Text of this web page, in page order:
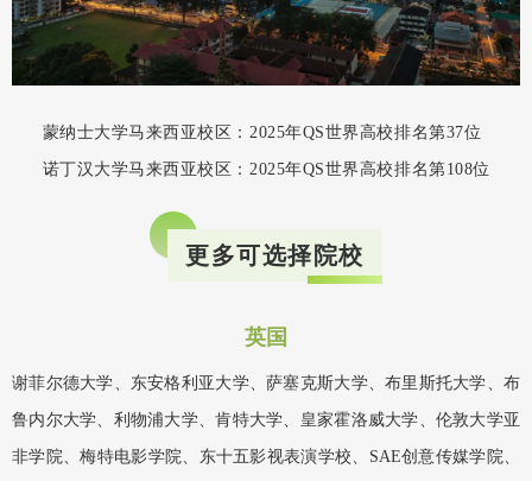
蒙纳士大学马来西亚校区： 2025年QS世界高校排名第37位
诺丁汉大学马来西亚校区：2025年QS世界高校排名第108位
更多可选择院校
英国
谢菲尔德大学、东安格利亚大学、萨塞克斯大学、布里斯托大学、布
鲁内尔大学、利物浦大学、肯特大学、皇家霍洛威大学、伦敦大学亚
非学院、梅特电影学院、东十五影视表演学校、SAE创意传媒学院、